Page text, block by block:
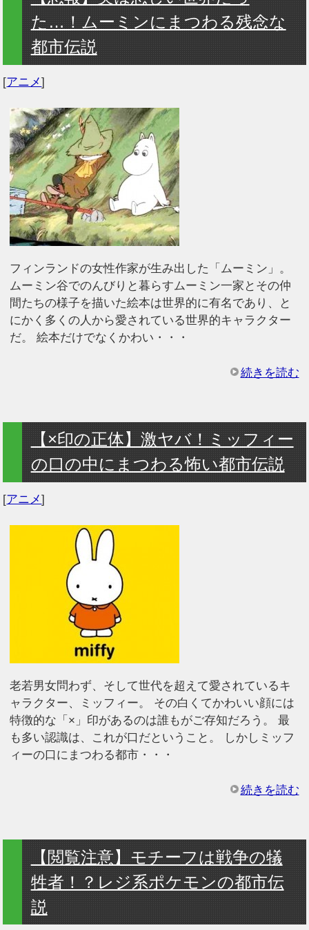
た…！ムーミンにまつわる残念な
都市伝説
[アニメ]
フィンランドの女性作家が生み出した「ムーミン」。
ムーミン谷でのんびりと暮らすムーミン一家とその仲
間たちの様子を描いた絵本は世界的に有名であり、と
にかく多くの人から愛されている世界的キャラクター
だ。 絵本だけでなくかわい・・・
続きを読む
【×印の正体】激ヤバ！ミッフィー
の口の中にまつわる怖い都市伝説
[アニメ]
老若男女問わず、そして世代を超えて愛されているキ
ャラクター、ミッフィー。 その白くてかわいい顔には
特徴的な「×」印があるのは誰もがご存知だろう。 最
も多い認識は、これが口だということ。 しかしミッフ
ィーの口にまつわる都市・・・
続きを読む
【閲覧注意】モチーフは戦争の犠
牲者！？レジ系ポケモンの都市伝
説